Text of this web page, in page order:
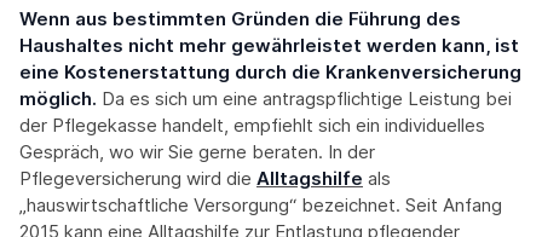
Wenn aus bestimmten Gründen die Führung des
Haushaltes nicht mehr gewährleistet werden kann, ist
eine Kostenerstattung durch die Krankenversicherung
möglich. Da es sich um eine antragspflichtige Leistung bei
der Pflegekasse handelt, empfiehlt sich ein individuelles
Gespräch, wo wir Sie gerne beraten. In der
Pflegeversicherung wird die Alltagshilfe als
„hauswirtschaftliche Versorgung“ bezeichnet. Seit Anfang
2015 kann eine Alltagshilfe zur Entlastung pflegender